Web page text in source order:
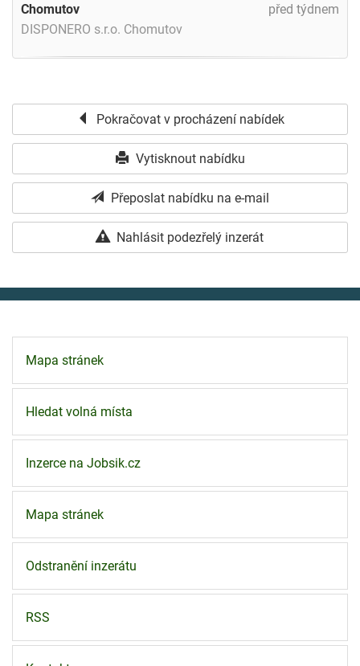
před týdnem
Chomutov
DISPONERO s.r.o. Chomutov
Pokračovat v procházení nabídek
Vytisknout nabídku
Přeposlat nabídku na e-mail
Nahlásit podezřelý inzerát
Mapa stránek
Hledat volná místa
Inzerce na Jobsik.cz
Mapa stránek
Odstranění inzerátu
RSS